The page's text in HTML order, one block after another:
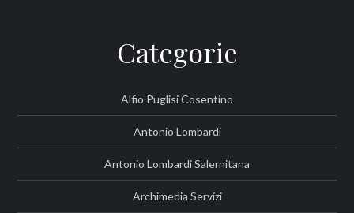
Categorie
Alfio Puglisi Cosentino
Antonio Lombardi
Antonio Lombardi Salernitana
Archimedia Servizi